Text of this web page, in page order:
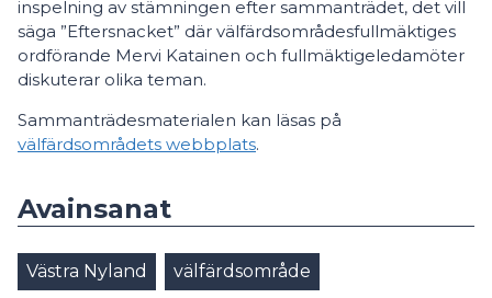
inspelning av stämningen efter sammanträdet, det vill
säga ”Eftersnacket” där välfärdsområdesfullmäktiges
ordförande Mervi Katainen och fullmäktigeledamöter
diskuterar olika teman.
Sammanträdesmaterialen kan läsas på
välfärdsområdets webbplats.
Avainsanat
Västra Nyland välfärdsområde